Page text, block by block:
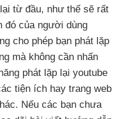
từ đầu, như thế sẽ rất
đó của người dùng
cho phép bạn phát lặp
mà không cần nhấn
phát lặp lại youtube
tiện ích hay trang web
. Nếu các bạn chưa